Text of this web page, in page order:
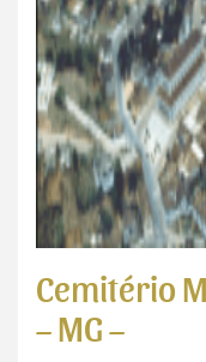
Cemitério
– MG –